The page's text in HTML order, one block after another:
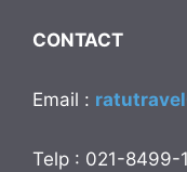
CONTACT
Email :
Telp : 021-8499-